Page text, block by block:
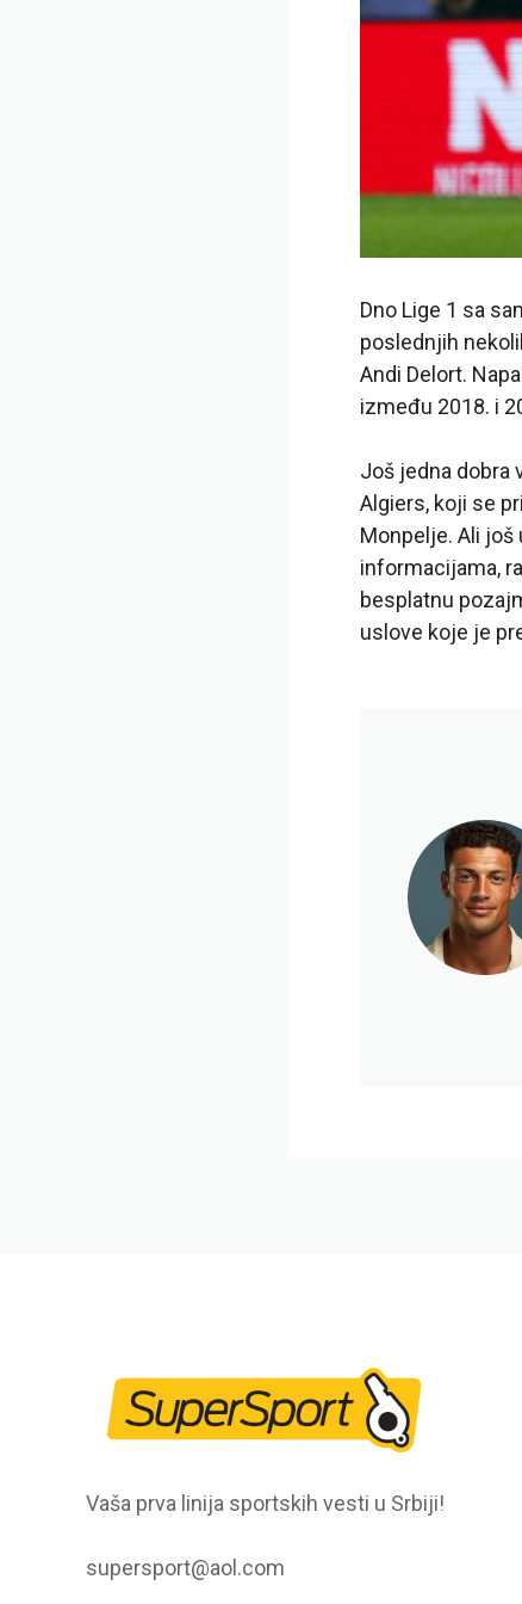
Dno Lige 1 sa
poslednjih
Andi Delort.
između 2018. i
Još jedna dobra
Algiers, koji se
Monpelje. Ali
informacijama,
besplatnu
uslove koje je
Vaša prva linija sportskih vesti u Srbiji!
supersport@aol.com